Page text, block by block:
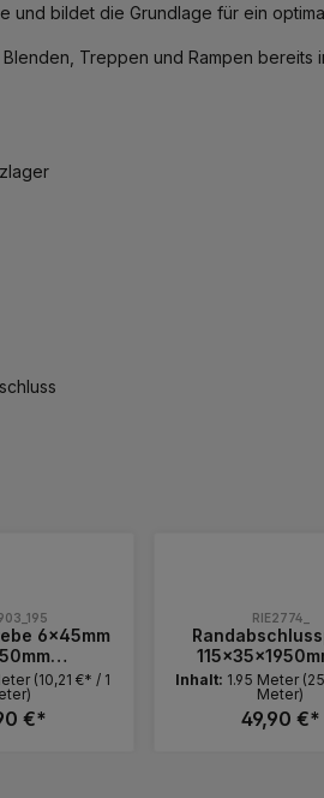
und bildet die Grundlage für ein
Treppen und Rampen bereits
6x45mm
für
(10,21 €* / 1
€*
RIE2774_
Ecofix-
Inhalt: 1.95 Meter
Meter)
49,90 €*